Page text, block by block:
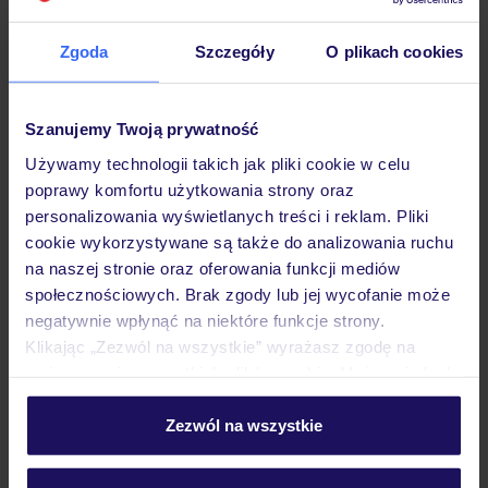
Zgoda Szczegóły O plikach cookies
Szanujemy Twoją prywatność
Używamy technologii takich jak pliki cookie w celu
poprawy komfortu użytkowania strony oraz
personalizowania wyświetlanych treści i reklam. Pliki
cookie wykorzystywane są także do analizowania ruchu
na naszej stronie oraz oferowania funkcji mediów
społecznościowych. Brak zgody lub jej wycofanie może
negatywnie wpłynąć na niektóre funkcje strony.
Klikając „Zezwól na wszystkie” wyrażasz zgodę na
personalizować swój wybór wchodząc w zakładkę
Szczegółowe informacje o plikach cookie znajdziesz
Zezwól na wszystkie
Hotel
Pokoje
Wyżywienie
Atrakcje
Ważne informacje